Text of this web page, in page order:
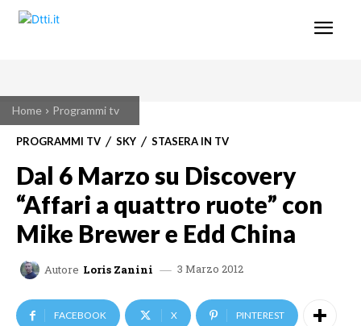
Home Programmi tv
PROGRAMMI TV SKY STASERA IN TV
Dal 6 Marzo su Discovery
“Affari a quattro ruote” con
Mike Brewer e Edd China
Autore Loris Zanini 3 Marzo 2012
FACEBOOK X PINTEREST